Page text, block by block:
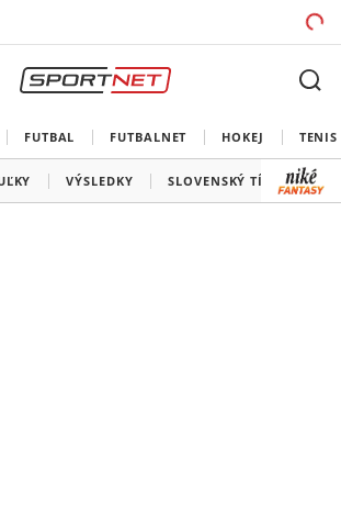
FUTBAL FUTBALNET HOKEJ TENIS
VÝSLEDKY SLOVENSKÝ TÍM